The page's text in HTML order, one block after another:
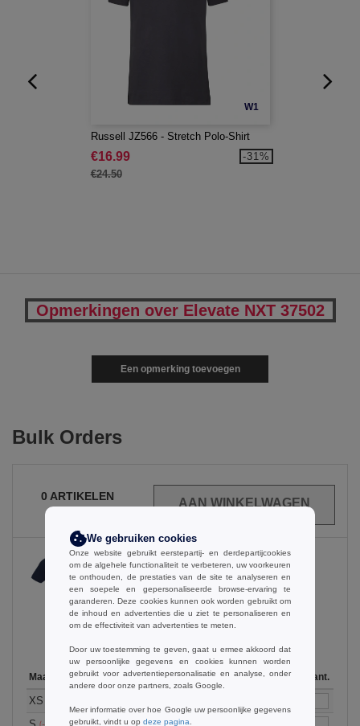
W1
Russell JZ566 - Stretch Polo-Shirt
€16.99
€24.50
-31%
Opmerkingen over Elevate NXT 37502
Een opmerking toevoegen
Bulk Orders
0 ARTIKELEN
Navy
Maat 1-11 12-35 36-71 72-143 144-287 288 + Meer
Op voorraad Aant.
XS
€9.66 €8.69 €8.21 €7.72
We gebruiken cookies
Onze website gebruikt eerstepartij- en derdepartijcookies
om de algehele functionaliteit te verbeteren, uw voorkeuren
te onthouden, de prestaties van de site te analyseren en
een soepele en gepersonaliseerde browse-ervaring te
garanderen. Deze cookies kunnen ook worden gebruikt om
de inhoud en advertenties die u ziet te personaliseren en
om de effectiviteit van advertenties te meten.
Door uw toestemming te geven, gaat u ermee akkoord dat
uw persoonlijke gegevens en cookies kunnen worden
gebruikt voor advertentiepersonalisatie en analyse, onder
andere door onze partners, zoals Google.
Meer informatie over hoe Google uw persoonlijke gegevens
gebruikt, vindt u op deze pagina